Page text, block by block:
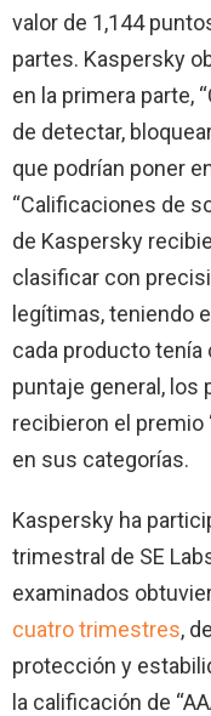
valor de 1,144
partes. Kaspersky
en la primera parte,
de detectar,
que podrían poner
“Calificaciones de
de Kaspersky
clasificar con
legítimas, teniendo
cada producto tenía
puntaje general, los
recibieron el premio
en sus categorías.
Kaspersky ha
trimestral de SE
examinados
cuatro trimestres,
protección y
la calificación de